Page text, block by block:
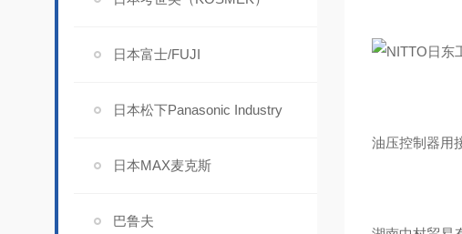
日本富士/FUJI
日本松下Panasonic Industry
日本MAX麦克斯
巴鲁夫
油压控制器用